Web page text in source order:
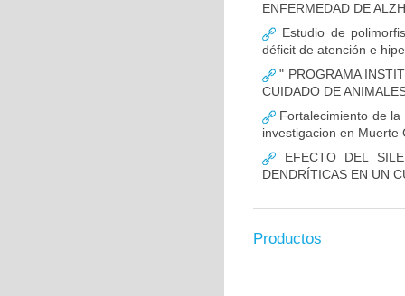
ENFERMEDAD DE
Estudio de
déficit de atención e
" PROGRAMA
CUIDADO DE
Fortalecimiento de la
investigacion en Muerte
EFECTO DEL
DENDRÍTICAS EN UN
Productos